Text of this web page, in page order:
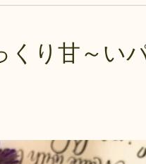
・送料について
書・納品書の発行
ついて
くり甘～い